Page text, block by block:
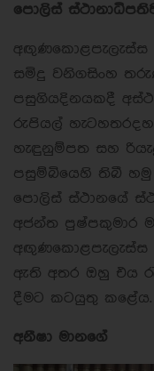
පොලිස්
අඟුණකොළපැලැස්ස
සමිදු වනිගසිංහ
පසුගියදිනයකදී
රුපියල්
හැඳුනුම්පත සහ
පසුම්බියෙහි තිබී
පොලිස් ස්ථානයේ
අජන්ත පුෂ්පකුමාර
අඟුණකොළපැලැස්ස
ඇති අතර ඔහු එය
දීමට කටයුතු කළේය.
අනීෂා මානගේ